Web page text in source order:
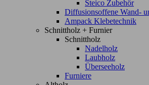
Steico Zubehör
Diffusionsoffene Wand-
Ampack Klebetechnik
Schnittholz + Furnier
Schnittholz
Nadelholz
Laubholz
Überseeholz
Furniere